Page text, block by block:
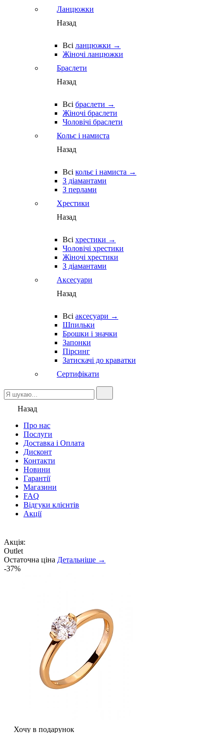
Ланцюжки
Назад
Всі ланцюжки →
Жіночі ланцюжки
Браслети
Назад
Всі браслети →
Жіночі браслети
Чоловічі браслети
Кольє і намиста
Назад
Всі кольє і намиста →
З діамантами
З перлами
Хрестики
Назад
Всі хрестики →
Чоловічі хрестики
Жіночі хрестики
З діамантами
Аксесуари
Назад
Всі аксесуари →
Шпильки
Брошки і значки
Запонки
Пірсинг
Затискачі до краватки
Сертифікати
Назад
Про нас
Послуги
Доставка і Оплата
Дисконт
Контакти
Новини
Гарантії
Магазини
FAQ
Відгуки клієнтів
Акції
Акція:
Outlet
Остаточна ціна Детальніше →
-37%
Хочу в подарунок